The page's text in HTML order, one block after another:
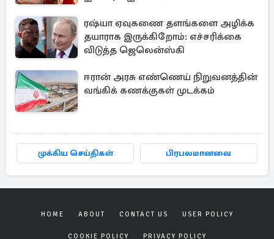
ரஷ்யா ஏவுகணை தளங்களை அழிக்க
தயாராக இருக்கிறோம்: எச்சரிக்கை
விடுத்த ஜெலென்ஸ்கி
ஈரான் அரசு எண்ணெய் நிறுவனத்தின்
வங்கிக் கணக்குகள் முடக்கம்
முக்கிய செய்திகள் பிரபலமானவை
HOME ABOUT CONTACT US USER POLICY
COOKIE POLICY PRIVACY POLICY